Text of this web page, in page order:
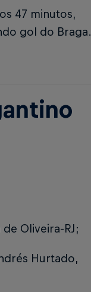
47 minutos,
gol do Braga.
Oliveira-RJ;
Hurtado,